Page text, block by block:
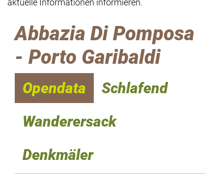
aktuelle Informationen informieren.
Abbazia Di Pomposa
- Porto Garibaldi
Opendata
Schlafend
Wanderersack
Denkmäler